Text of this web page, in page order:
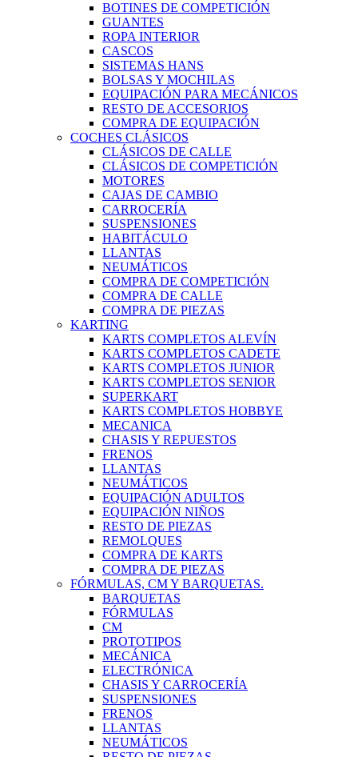
BOTINES DE COMPETICIÓN
GUANTES
ROPA INTERIOR
CASCOS
SISTEMAS HANS
BOLSAS Y MOCHILAS
EQUIPACIÓN PARA MECÁNICOS
RESTO DE ACCESORIOS
COMPRA DE EQUIPACIÓN
COCHES CLÁSICOS
CLÁSICOS DE CALLE
CLÁSICOS DE COMPETICIÓN
MOTORES
CAJAS DE CAMBIO
CARROCERÍA
SUSPENSIONES
HABITÁCULO
LLANTAS
NEUMÁTICOS
COMPRA DE COMPETICIÓN
COMPRA DE CALLE
COMPRA DE PIEZAS
KARTING
KARTS COMPLETOS ALEVÍN
KARTS COMPLETOS CADETE
KARTS COMPLETOS JUNIOR
KARTS COMPLETOS SENIOR
SUPERKART
KARTS COMPLETOS HOBBYE
MECANICA
CHASIS Y REPUESTOS
FRENOS
LLANTAS
NEUMÁTICOS
EQUIPACIÓN ADULTOS
EQUIPACIÓN NIÑOS
RESTO DE PIEZAS
REMOLQUES
COMPRA DE KARTS
COMPRA DE PIEZAS
FÓRMULAS, CM Y BARQUETAS.
BARQUETAS
FÓRMULAS
CM
PROTOTIPOS
MECÁNICA
ELECTRÓNICA
CHASIS Y CARROCERÍA
SUSPENSIONES
FRENOS
LLANTAS
NEUMÁTICOS